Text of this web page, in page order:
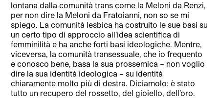
lontana dalla comunità trans come la Meloni da Renzi,
per non dire la Meloni da Fratoianni, non so se mi
spiego. La comunità lesbica ha costruito le sue basi su
un certo tipo di approccio all’idea scientifica di
femminilità e ha anche forti basi ideologiche. Mentre,
viceversa, la comunità transessuale, che io frequento
e conosco bene, basa la sua prossemica – non voglio
dire la sua identità ideologica – su identità
chiaramente molto più di destra. Diciamolo: è stato
tutto un recupero del rossetto, del gioiello, dell’oro.